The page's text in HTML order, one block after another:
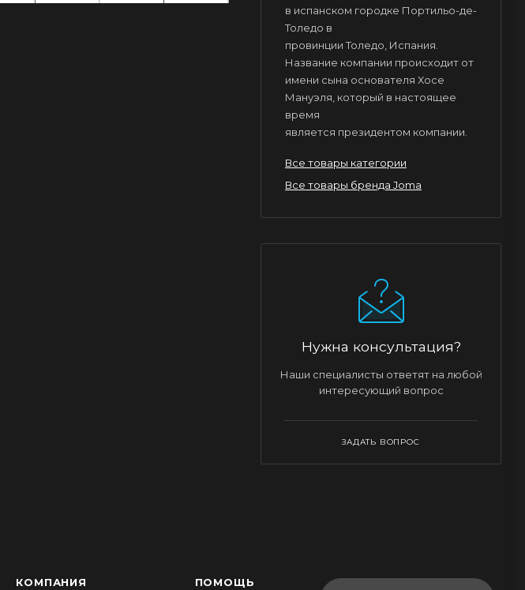
в испанском городке Портильо-де-
Толедо в
провинции Толедо, Испания.
Название компании происходит от
имени сына основателя Хосе
Мануэля, который в настоящее
время
является президентом компании.
Все товары категории
Все товары бренда Joma
Нужна консультация?
Наши специалисты ответят на любой
интересующий вопрос
ЗАДАТЬ ВОПРОС
КОМПАНИЯ ПОМОЩЬ